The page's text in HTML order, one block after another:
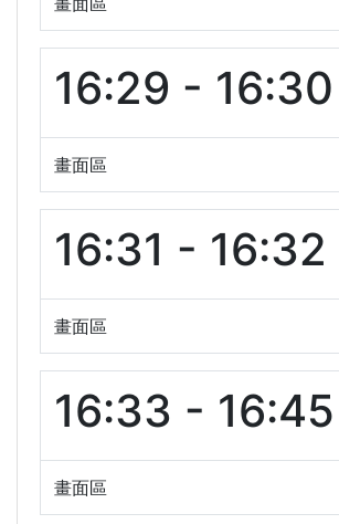
16:29 - 16:30
畫面區
16:31 - 16:32
畫面區
16:33 - 16:45
畫面區